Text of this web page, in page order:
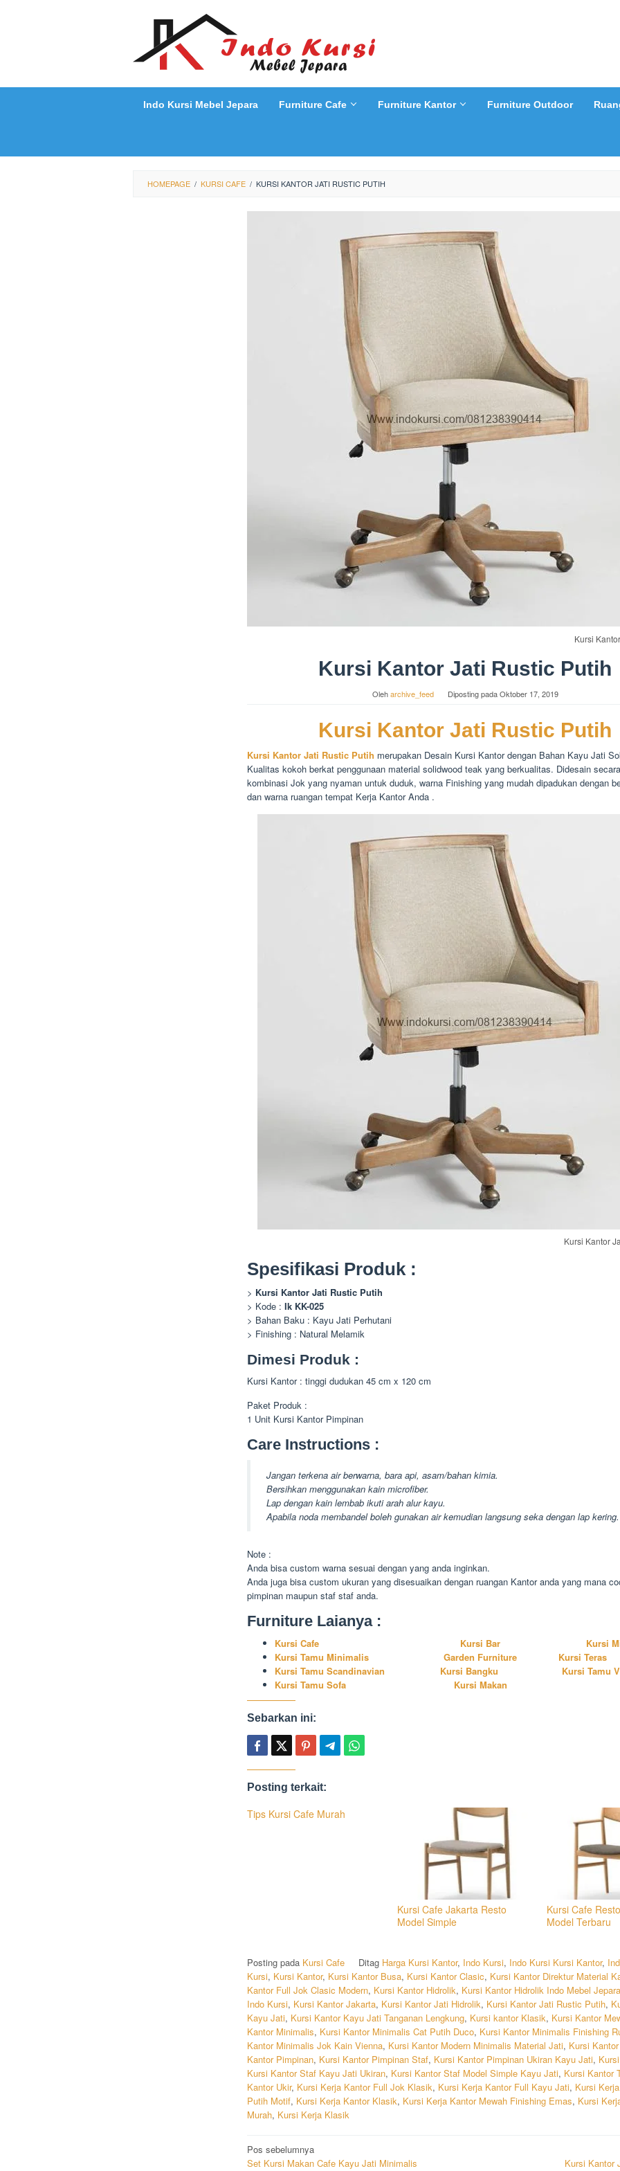
Indo Kursi Mebel Jepara Furniture Cafe Furniture Kantor Furniture Outdoor
HOMEPAGE / KURSI CAFE / KURSI KANTOR JATI RUSTIC PUTIH
Kursi
Kursi Kantor Jati Rustic Putih
Oleharchive_feed Diposting padaOktober 17, 2019
Kursi Kantor Jati Rustic Putih
Kursi Kantor Jati Rustic Putih merupakan Desain Kursi Kantor dengan Bahan Kayu Jati
Kualitas kokoh berkat penggunaan material solidwood teak yang berkualitas. Didesain
kombinasi Jok yang nyaman untuk duduk, warna Finishing yang mudah dipadukan dengan
dan warna ruangan tempat Kerja Kantor Anda .
Kursi Kantor
Spesifikasi Produk :
> Kursi Kantor Jati Rustic Putih
> Kode : Ik KK-025
> Bahan Baku : Kayu Jati Perhutani
> Finishing : Natural Melamik
Dimesi Produk :
Kursi Kantor : tinggi dudukan 45 cm x 120 cm
Paket Produk :
1 Unit Kursi Kantor Pimpinan
Care Instructions :
Jangan terkena air berwarna, bara api, asam/bahan kimia.
Bersihkan menggunakan kain microfiber.
Lap dengan kain lembab ikuti arah alur kayu.
Apabila noda membandel boleh gunakan air kemudian langsung seka dengan lap kering.
Note :
Anda bisa custom warna sesuai dengan yang anda inginkan.
Anda juga bisa custom ukuran yang disesuaikan dengan ruangan Kantor anda yang mana
pimpinan maupun staf staf anda.
Furniture Laianya :
Kursi Cafe Kursi Bar
Kursi
Kursi Tamu Minimalis
Garden Furniture
Kursi Teras
Kursi Tamu Scandinavian
Kursi Bangku
Kursi Tamu
Kursi Tamu Sofa
Kursi Makan
Sebarkan ini:
Posting terkait:
Tips Kursi Cafe Murah
Kursi Cafe Jakarta Resto
Model Simple
Kursi Cafe
Model Terbaru
Posting pada Kursi Cafe Ditag Harga Kursi Kantor, Indo Kursi, Indo Kursi Kursi Kantor,
Kursi, Kursi Kantor, Kursi Kantor Busa, Kursi Kantor Clasic, Kursi Kantor Direktur Material
Kantor Full Jok Clasic Modern, Kursi Kantor Hidrolik, Kursi Kantor Hidrolik Indo Mebel Jepara
Indo Kursi, Kursi Kantor Jakarta, Kursi Kantor Jati Hidrolik, Kursi Kantor Jati Rustic Putih,
Kayu Jati, Kursi Kantor Kayu Jati Tanganan Lengkung, Kursi kantor Klasik, Kursi Kantor
Kantor Minimalis, Kursi Kantor Minimalis Cat Putih Duco, Kursi Kantor Minimalis Finishing
Kantor Minimalis Jok Kain Vienna, Kursi Kantor Modern Minimalis Material Jati, Kursi
Kantor Pimpinan, Kursi Kantor Pimpinan Staf, Kursi Kantor Pimpinan Ukiran Kayu Jati,
Kursi Kantor Staf Kayu Jati Ukiran, Kursi Kantor Staf Model Simple Kayu Jati, Kursi Kantor
Kantor Ukir, Kursi Kerja Kantor Full Jok Klasik, Kursi Kerja Kantor Full Kayu Jati, Kursi
Putih Motif, Kursi Kerja Kantor Klasik, Kursi Kerja Kantor Mewah Finishing Emas, Kursi
Murah, Kursi Kerja Klasik
Navigasi
Pos sebelumnya
Set Kursi Makan Cafe Kayu Jati Minimalis
Kursi Kantor